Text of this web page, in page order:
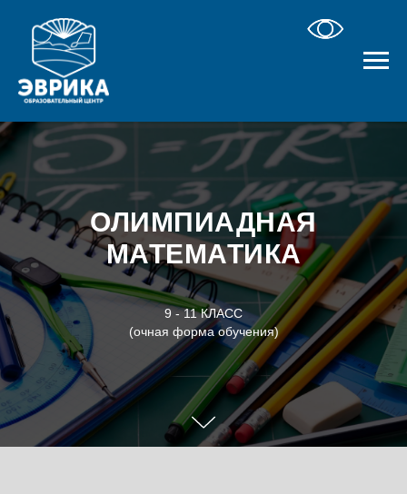
ОЛИМПИАДНАЯ
МАТЕМАТИКА
9 - 11 КЛАСС
(очная форма обучения)